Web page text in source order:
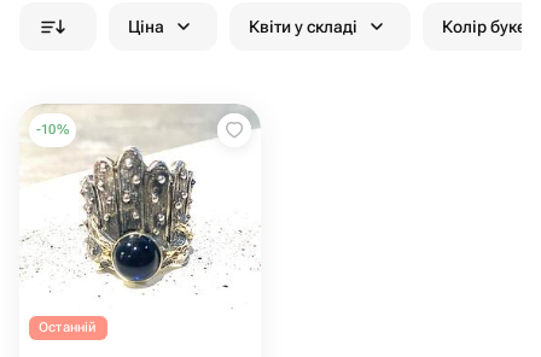
Ціна Квіти у складі Колір
-10%
Останній